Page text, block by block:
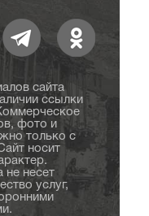
сайта
ссылки
фото и
только с
носит
не несет
услуг,